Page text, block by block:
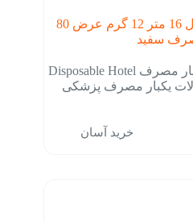
ملحفه یکبار مصرف رول 16 متر 12 گرم عرض 80
سفید
محصولات هتلی یکبار مصرف Disposable Hotel
یکبار مصرف پزشکی
خرید آسان